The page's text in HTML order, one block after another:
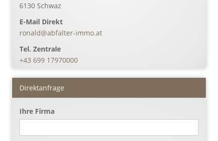
6130 Schwaz
E-Mail Direkt
ronald@abfalter-immo.at
Tel. Zentrale
+43 699 17970000
Direktanfrage
Ihre Firma